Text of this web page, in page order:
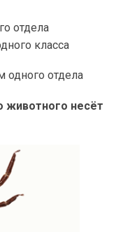
отдела
класса
одного отдела
животного несёт